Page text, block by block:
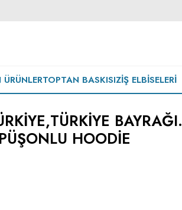
TOPTAN BASKISIZİŞ ELBISELERI
BAYRAĞI.
HOODIE